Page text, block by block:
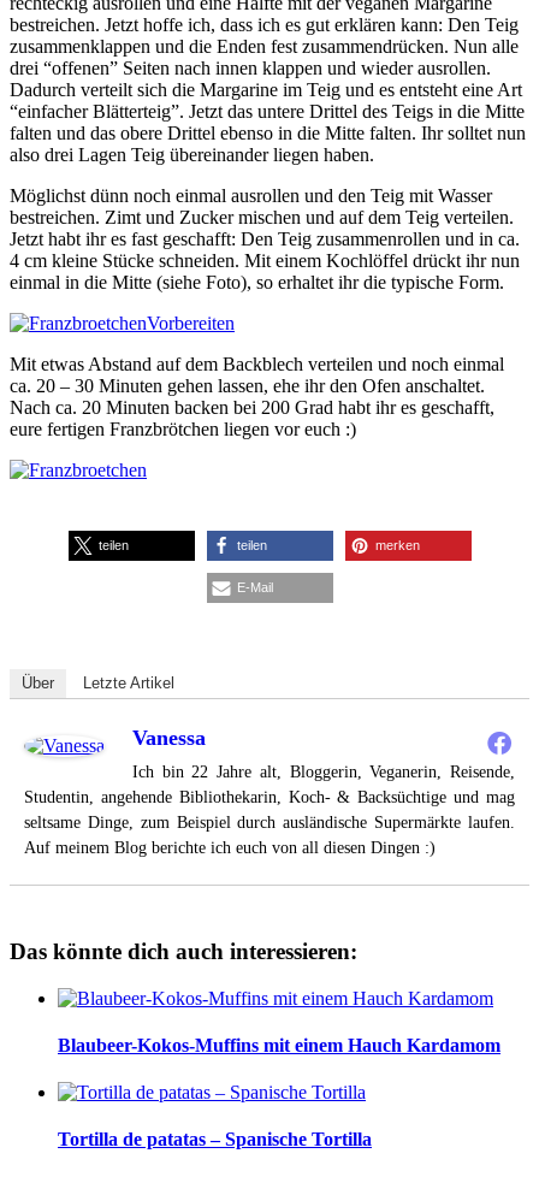
bestreichen. Jetzt hoffe ich, dass ich es gut erklären kann: Den Teig
zusammenklappen und die Enden fest zusammendrücken. Nun alle
drei “offenen” Seiten nach innen klappen und wieder ausrollen.
Dadurch verteilt sich die Margarine im Teig und es entsteht eine Art
“einfacher Blätterteig”. Jetzt das untere Drittel des Teigs in die Mitte
falten und das obere Drittel ebenso in die Mitte falten. Ihr solltet nun
also drei Lagen Teig übereinander liegen haben.
Möglichst dünn noch einmal ausrollen und den Teig mit Wasser
bestreichen. Zimt und Zucker mischen und auf dem Teig verteilen.
Jetzt habt ihr es fast geschafft: Den Teig zusammenrollen und in ca.
4 cm kleine Stücke schneiden. Mit einem Kochlöffel drückt ihr nun
einmal in die Mitte (siehe Foto), so erhaltet ihr die typische Form.
Mit etwas Abstand auf dem Backblech verteilen und noch einmal
ca. 20 – 30 Minuten gehen lassen, ehe ihr den Ofen anschaltet.
Nach ca. 20 Minuten backen bei 200 Grad habt ihr es geschafft,
eure fertigen Franzbrötchen liegen vor euch :)
teilen teilen merken
E-Mail
Über Letzte Artikel
Vanessa
Ich bin 22 Jahre alt, Bloggerin, Veganerin, Reisende,
Studentin, angehende Bibliothekarin, Koch- & Backsüchtige und mag
seltsame Dinge, zum Beispiel durch ausländische Supermärkte laufen.
Auf meinem Blog berichte ich euch von all diesen Dingen :)
Das könnte dich auch interessieren:
Blaubeer-Kokos-Muffins mit einem Hauch Kardamom
Tortilla de patatas – Spanische Tortilla